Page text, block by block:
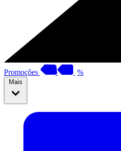
Promoções %
Mais